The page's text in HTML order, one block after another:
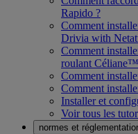
Rapido ?
Comment
Drivia with
Comment
roulant
Comment
Comment
Installer et
Voir tous les
normes et